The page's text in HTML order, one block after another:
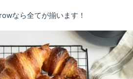
なら全てが揃います！